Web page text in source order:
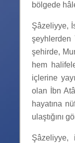
bölgede
Şâzeliyye,
şeyhlerden
şehirde,
hem
içlerine
olan İbn
hayatına
ulaştığını
Şâzeliyye,